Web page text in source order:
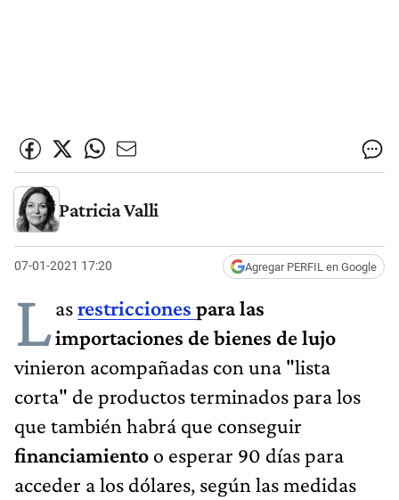
Patricia Valli
07-01-2021 17:20 Agregar PERFIL en Google
Lasrestricciones para las
importaciones de bienes de lujo
vinieron acompañadas con una "lista
corta" de productos terminados para los
que también habrá que conseguir
financiamiento o esperar 90 días para
acceder a los dólares, según las medidas